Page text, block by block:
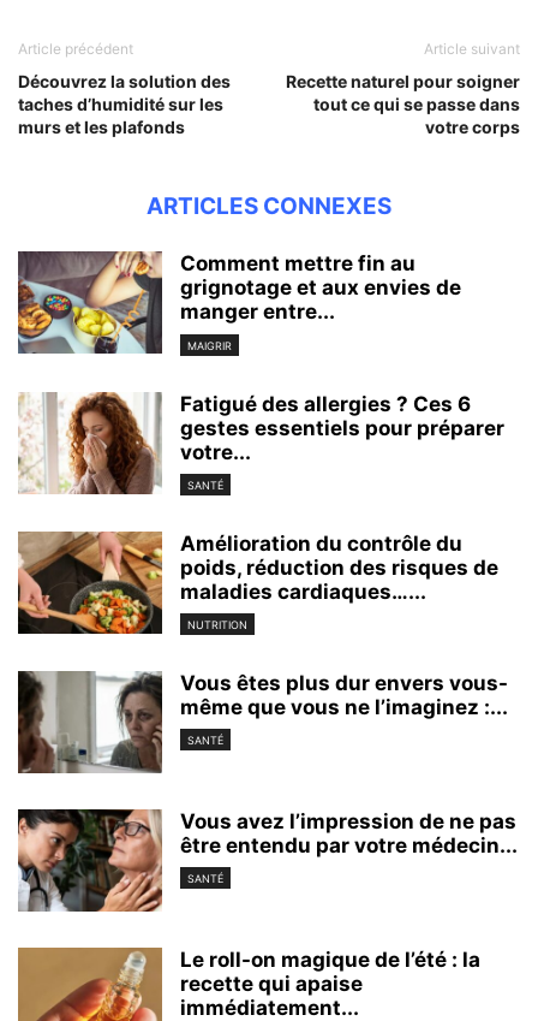
Article précédent
Découvrez la solution des
taches d’humidité sur les
murs et les plafonds
Article suivant
Recette naturel pour soigner
tout ce qui se passe dans
votre corps
ARTICLES CONNEXES
Comment mettre fin au
grignotage et aux envies de
manger entre...
MAIGRIR
Fatigué des allergies ? Ces 6
gestes essentiels pour préparer
votre...
SANTÉ
Amélioration du contrôle du
poids, réduction des risques de
maladies cardiaques…...
NUTRITION
Vous êtes plus dur envers vous-
même que vous ne l’imaginez :...
SANTÉ
Vous avez l’impression de ne pas
être entendu par votre médecin...
SANTÉ
Le roll-on magique de l’été : la
recette qui apaise
immédiatement...